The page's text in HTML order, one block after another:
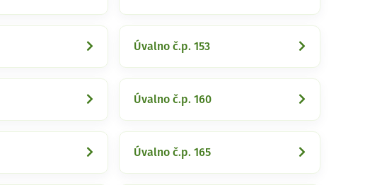
Úvalno č.p. 153
Úvalno č.p. 160
Úvalno č.p. 165